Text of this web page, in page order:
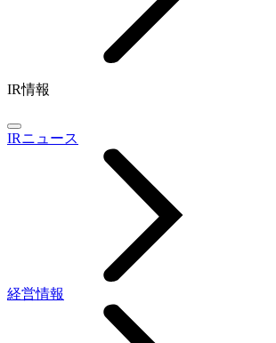
IR情報
IRニュース
経営情報